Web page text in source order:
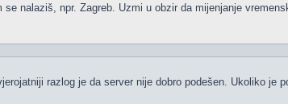
nalaziš, npr. Zagreb. Uzmi u obzir da mijenjanje
razlog je da server nije dobro podešen. Ukoliko je